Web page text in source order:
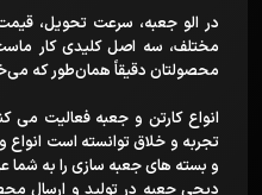
در الو جعبه، سرعت تحویل،
مختلف، سه اصل کلیدی کار
محصولتان دقیقاً همان‌طور که
انواع کارتن و جعبه فعالیت می
تجربه و خلاق توانسته است انواع
و بسته های جعبه سازی را به شما
دیجی جعبه در تولید و ارسال